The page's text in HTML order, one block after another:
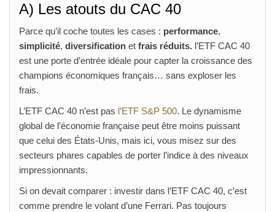
A) Les atouts du CAC 40
Parce qu’il coche toutes les cases : performance,
simplicité, diversification et frais réduits. l’ETF CAC 40
est une porte d’entrée idéale pour capter la croissance des
champions économiques français… sans exploser les
frais.
L’ETF CAC 40 n’est pas l’ETF S&P 500. Le dynamisme
global de l’économie française peut être moins puissant
que celui des États-Unis, mais ici, vous misez sur des
secteurs phares capables de porter l’indice à des niveaux
impressionnants.
Si on devait comparer : investir dans l’ETF CAC 40, c’est
comme prendre le volant d’une Ferrari. Pas toujours